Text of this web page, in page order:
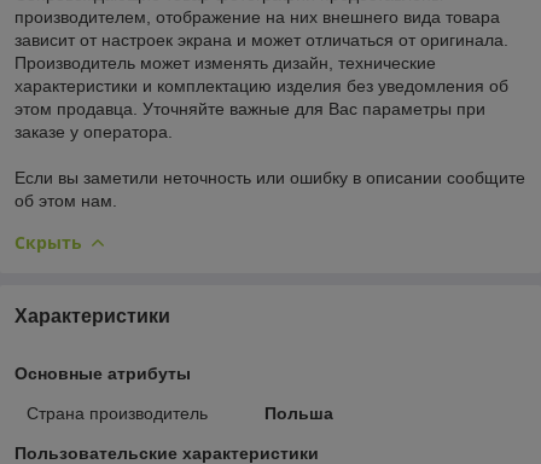
производителем, отображение на них внешнего вида товара
зависит от настроек экрана и может отличаться от оригинала.
Производитель может изменять дизайн, технические
характеристики и комплектацию изделия без уведомления об
этом продавца. Уточняйте важные для Вас параметры при
заказе у оператора.
Если вы заметили неточность или ошибку в описании сообщите
об этом нам.
Скрыть
Характеристики
Основные атрибуты
Страна производитель Польша
Пользовательские характеристики